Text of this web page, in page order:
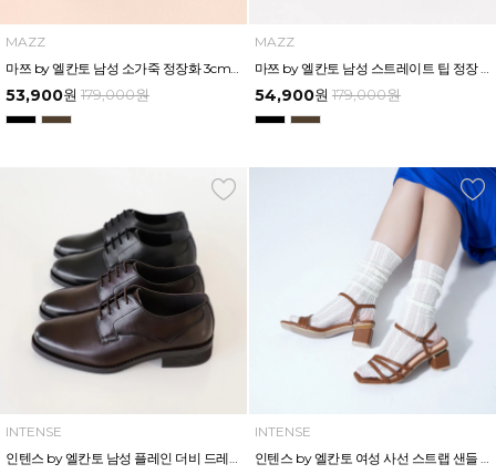
MAZZ
53,900원 179,000원
MAZZ
54,900원 179,000원
INTENSE
인텐스 by 엘칸토 남성 플레인 더비 드레스 3cm LCMD24I613
INTENSE
인텐스 by 엘칸토 여성 사선 스트랩 샌들 5cm LCWW83I326